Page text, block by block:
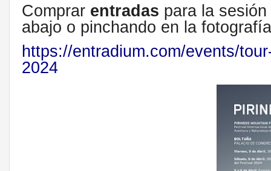
Comprar entradas para la
abajo o pinchando en la fotografía
https://entradium.com/events/
2024